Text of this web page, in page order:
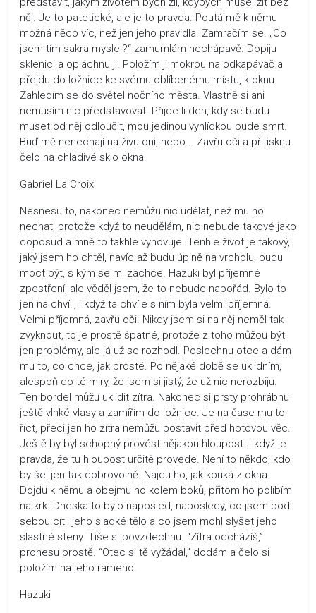
něj. Je to patetické, ale je to pravda. Poutá mě k němu
možná něco víc, než jen jeho pravidla. Zamračím se. „Co
jsem tím sakra myslel?“ zamumlám nechápavě. Dopiju
sklenici a opláchnu ji. Položím ji mokrou na odkapávač a
přejdu do ložnice ke svému oblíbenému místu, k oknu.
Zahledím se do světel nočního města. Vlastně si ani
nemusím nic představovat. Přijde-li den, kdy se budu
muset od něj odloučit, mou jedinou vyhlídkou bude smrt.
Buď mě nenechají na živu oni, nebo... Zavřu oči a přitisknu
čelo na chladivé sklo okna.
Gabriel La Croix
Nesnesu to, nakonec nemůžu nic udělat, než mu ho
nechat, protože když to neudělám, nic nebude takové jako
doposud a mně to takhle vyhovuje. Tenhle život je takový,
jaký jsem ho chtěl, navíc až budu úplně na vrcholu, budu
moct být, s kým se mi zachce. Hazuki byl příjemné
zpestření, ale věděl jsem, že to nebude napořád. Bylo to
jen na chvíli, i když ta chvíle s ním byla velmi příjemná.
Velmi příjemná, zavřu oči. Nikdy jsem si na něj neměl tak
zvyknout, to je prostě špatné, protože z toho můžou být
jen problémy, ale já už se rozhodl. Poslechnu otce a dám
mu to, co chce, jak prosté. Po nějaké době se uklidním,
alespoň do té miry, že jsem si jistý, že už nic nerozbiju.
Ten bordel můžu uklidit zítra. Nakonec si prsty prohrábnu
ještě vlhké vlasy a zamířím do ložnice. Je na čase mu to
říct, přeci jen ho zítra nemůžu postavit před hotovou věc.
Ještě by byl schopný provést nějakou hloupost. I když je
pravda, že tu hloupost určitě provede. Není to někdo, kdo
by šel jen tak dobrovolně. Najdu ho, jak kouká z okna.
Dojdu k němu a obejmu ho kolem boků, přitom ho políbím
na krk. Dneska to bylo naposled, naposledy, co jsem pod
sebou cítil jeho sladké tělo a co jsem mohl slyšet jeho
slastné steny. Tiše si povzdechnu. “Zítra odcházíš,”
pronesu prostě. “Otec si tě vyžádal,” dodám a čelo si
položím na jeho rameno.
Hazuki